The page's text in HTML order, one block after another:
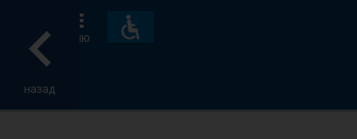
назад
МЕНЮ
Пристосування
та